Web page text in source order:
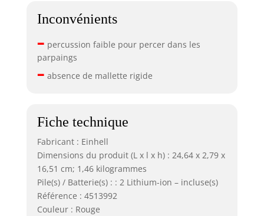
Inconvénients
– percussion faible pour percer dans les
parpaings
– absence de mallette rigide
Fiche technique
Fabricant : Einhell
Dimensions du produit (L x l x h) : 24,64 x 2,79 x
16,51 cm; 1,46 kilogrammes
Pile(s) / Batterie(s) : : 2 Lithium-ion – incluse(s)
Référence : 4513992
Couleur : Rouge